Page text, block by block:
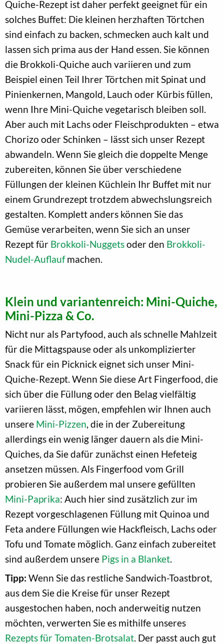
Quiche-Rezept ist daher perfekt geeignet für ein
solches Buffet: Die kleinen herzhaften Törtchen
sind einfach zu backen, schmecken auch kalt und
lassen sich prima aus der Hand essen. Sie können
die Brokkoli-Quiche auch variieren und zum
Beispiel einen Teil Ihrer Törtchen mit Spinat und
Pinienkernen, Mangold, Lauch oder Kürbis füllen,
wenn Ihre Mini-Quiche vegetarisch bleiben soll.
Aber auch mit Lachs oder Fleischprodukten – etwa
Chorizo oder Schinken – lässt sich unser Rezept
abwandeln. Wenn Sie gleich die doppelte Menge
zubereiten, können Sie über verschiedene
Füllungen der kleinen Küchlein Ihr Buffet mit nur
einem Grundrezept trotzdem abwechslungsreich
gestalten. Komplett anders können Sie das
Gemüse verarbeiten, wenn Sie sich an unser
Rezept für Brokkoli-Nuggetsoder den Brokkoli-
Nudel-Auflaufmachen.
Klein und variantenreich: Mini-Quiche,
Mini-Pizza & Co.
Nicht nur als Partyfood, auch als schnelle Mahlzeit
für die Mittagspause oder als unkomplizierter
Snack für ein Picknick eignet sich unser Mini-
Quiche-Rezept. Wenn Sie diese Art Fingerfood, die
sich über die Füllung oder den Belag vielfältig
variieren lässt, mögen, empfehlen wir Ihnen auch
unsere Mini-Pizzen, die in der Zubereitung
allerdings ein wenig länger dauern als die Mini-
Quiches, da Sie dafür zunächst einen Hefeteig
ansetzen müssen. Als Fingerfood vom Grill
probieren Sie außerdem mal unsere gefüllten
Mini-Paprika: Auch hier sind zusätzlich zur im
Rezept vorgeschlagenen Füllung mit Quinoa und
Feta andere Füllungen wie Hackfleisch, Lachs oder
Tofu und Tomate möglich. Ganz einfach zubereitet
sind außerdem unsere Pigs in a Blanket.
Tipp: Wenn Sie das restliche Sandwich-Toastbrot,
aus dem Sie die Kreise für unser Rezept
ausgestochen haben, noch anderweitig nutzen
möchten, verwerten Sie es mithilfe unseres
Rezepts für Tomaten-Brotsalat. Der passt auch gut